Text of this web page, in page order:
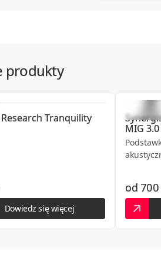
produkty
Tranquility
Dowiedz się więcej
MIG 3.0
od 700